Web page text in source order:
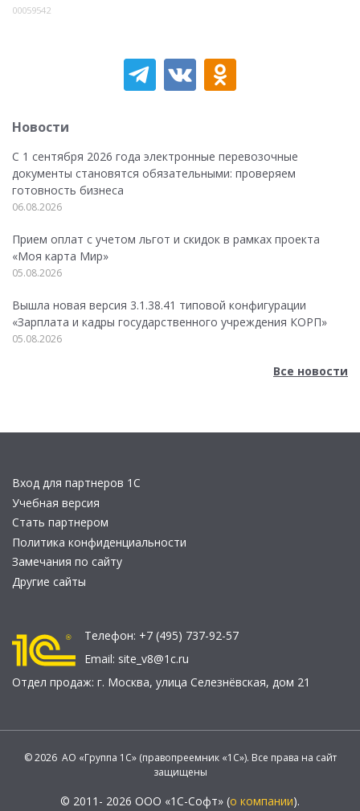
00059542
Новости
С 1 сентября 2026 года электронные перевозочные
документы становятся обязательными: проверяем
готовность бизнеса
06.08.2026
Прием оплат с учетом льгот и скидок в рамках проекта
«Моя карта Мир»
05.08.2026
Вышла новая версия 3.1.38.41 типовой конфигурации
«Зарплата и кадры государственного учреждения КОРП»
05.08.2026
Все новости
Вход для партнеров 1С
Учебная версия
Стать партнером
Политика конфиденциальности
Замечания по сайту
Другие сайты
Телефон: +7 (495) 737-92-57
Email: site_v8@1c.ru
Отдел продаж: г. Москва, улица Селезнёвская, дом 21
© 2026 АО «Группа 1С» (правопреемник «1С»). Все права на сайт
защищены
© 2011- 2026 ООО «1С-Софт» (о компании).